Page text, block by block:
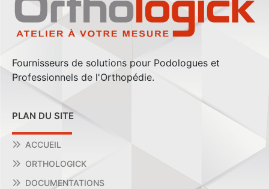
Fournisseurs de solutions pour Podologues et
Professionnels de l'Orthopédie.
PLAN DU SITE
ACCUEIL
ORTHOLOGICK
DOCUMENTATIONS